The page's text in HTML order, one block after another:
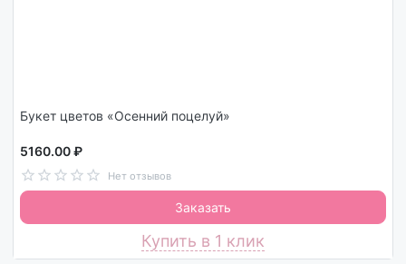
Букет цветов «Осенний поцелуй»
5160.00 ₽
Нет отзывов
Заказать
Купить в 1 клик